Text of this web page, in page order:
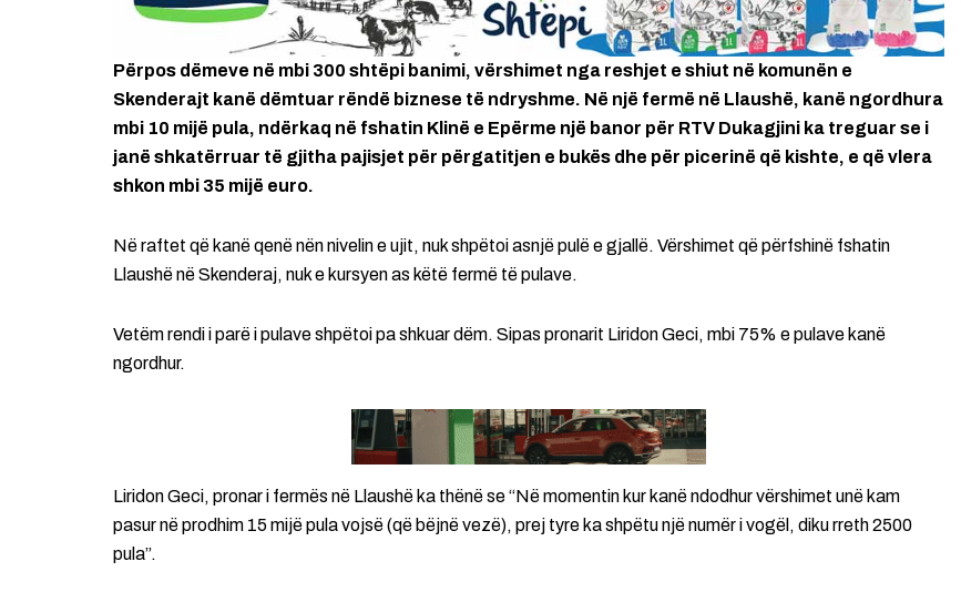
Përpos dëmeve në mbi 300 shtëpi banimi, vërshimet nga reshjet e shiut në komunën e
Skenderajt kanë dëmtuar rëndë biznese të ndryshme. Në një fermë në Llaushë, kanë ngordhura
mbi 10 mijë pula, ndërkaq në fshatin Klinë e Epërme një banor për RTV Dukagjini ka treguar se i
janë shkatërruar të gjitha pajisjet për përgatitjen e bukës dhe për picerinë që kishte, e që vlera
shkon mbi 35 mijë euro.
Në raftet që kanë qenë nën nivelin e ujit, nuk shpëtoi asnjë pulë e gjallë. Vërshimet që përfshinë fshatin
Llaushë në Skenderaj, nuk e kursyen as këtë fermë të pulave.
Vetëm rendi i parë i pulave shpëtoi pa shkuar dëm. Sipas pronarit Liridon Geci, mbi 75% e pulave kanë
ngordhur.
Liridon Geci, pronar i fermës në Llaushë ka thënë se “Në momentin kur kanë ndodhur vërshimet unë kam
pasur në prodhim 15 mijë pula vojsë (që bëjnë vezë), prej tyre ka shpëtu një numër i vogël, diku rreth 2500
pula”.